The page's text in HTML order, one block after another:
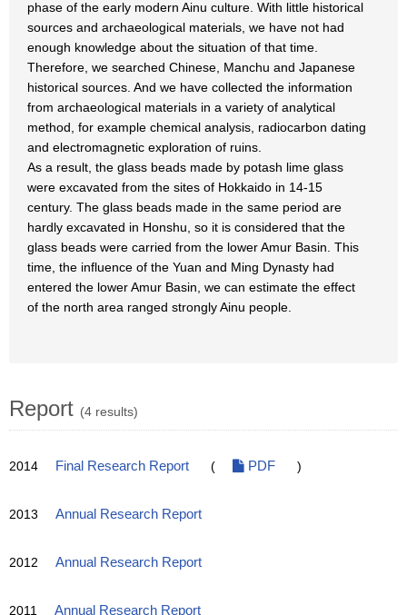
phase of the early modern Ainu culture. With little historical
sources and archaeological materials, we have not had
enough knowledge about the situation of that time.
Therefore, we searched Chinese, Manchu and Japanese
historical sources. And we have collected the information
from archaeological materials in a variety of analytical
method, for example chemical analysis, radiocarbon dating
and electromagnetic exploration of ruins.
As a result, the glass beads made by potash lime glass
were excavated from the sites of Hokkaido in 14-15
century. The glass beads made in the same period are
hardly excavated in Honshu, so it is considered that the
glass beads were carried from the lower Amur Basin. This
time, the influence of the Yuan and Ming Dynasty had
entered the lower Amur Basin, we can estimate the effect
of the north area ranged strongly Ainu people.
Report (4 results)
2014 Final Research Report ( PDF )
2013 Annual Research Report
2012 Annual Research Report
2011 Annual Research Report